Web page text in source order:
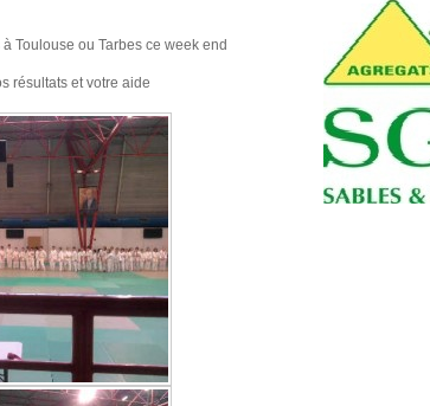
Toulouse ou Tarbes ce week end
résultats et votre aide